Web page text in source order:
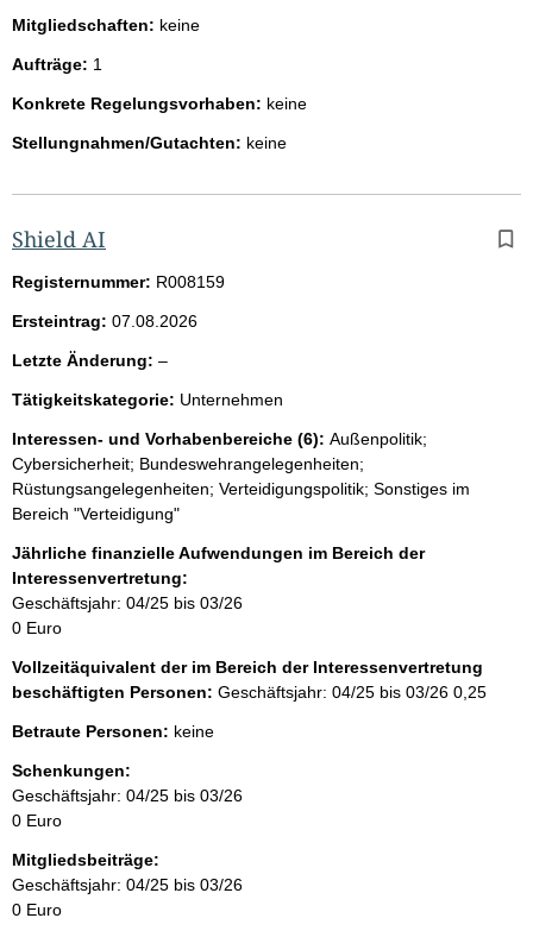
Mitgliedschaften: keine
Aufträge: 1
Konkrete Regelungsvorhaben: keine
Stellungnahmen/Gutachten: keine
Shield AI
Registernummer: R008159
Ersteintrag: 07.08.2026
Letzte Änderung: –l
e
r
Tätigkeitskategorie: Unternehmen
Interessen- und Vorhabenbereiche (6): Außenpolitik;
Cybersicherheit; Bundeswehrangelegenheiten;
Rüstungsangelegenheiten; Verteidigungspolitik; Sonstiges im
Bereich "Verteidigung"
Jährliche finanzielle Aufwendungen im Bereich der
Interessenvertretung:
Geschäftsjahr: 04/25 bis 03/26
0 Euro
Vollzeitäquivalent der im Bereich der Interessenvertretung
beschäftigten Personen: Geschäftsjahr: 04/25 bis 03/26 0,25
Betraute Personen: keine
Schenkungen:
Geschäftsjahr: 04/25 bis 03/26
0 Euro
Mitgliedsbeiträge:
Geschäftsjahr: 04/25 bis 03/26
0 Euro